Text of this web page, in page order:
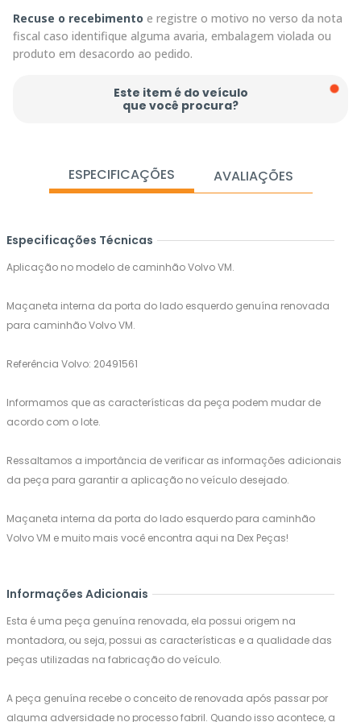
Recuse o recebimento e registre o motivo no verso da nota
fiscal caso identifique alguma avaria, embalagem violada ou
produto em desacordo ao pedido.
Este item é do veículo
que você procura?
ESPECIFICAÇÕES AVALIAÇÕES
Especificações Técnicas
Aplicação no modelo de caminhão Volvo VM.
Maçaneta interna da porta do lado esquerdo genuína renovada
para caminhão Volvo VM.
Referência Volvo: 20491561
Informamos que as características da peça podem mudar de
acordo com o lote.
Ressaltamos a importância de verificar as informações adicionais
da peça para garantir a aplicação no veículo desejado.
Maçaneta interna da porta do lado esquerdo para caminhão
Volvo VM e muito mais você encontra aqui na Dex Peças!
Informações Adicionais
Esta é uma peça genuína renovada, ela possui origem na
montadora, ou seja, possui as características e a qualidade das
peças utilizadas na fabricação do veículo.
A peça genuína recebe o conceito de renovada após passar por
alguma adversidade no processo fabril. Quando isso acontece, a